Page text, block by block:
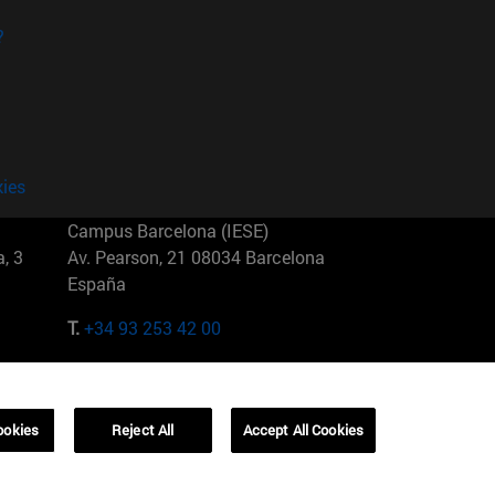
3
Campus Barcelona (IESE)
Av. Pearson, 21 08034 Barcelona
España
T.+34 93 253 42 00
01321001 Bela Vista Brasil
Reject All Accept All Cookies